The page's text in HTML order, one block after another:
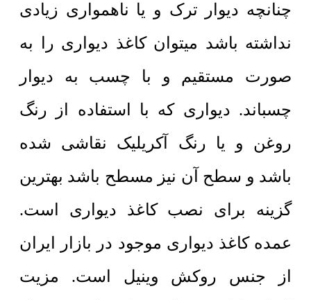
چنانچه دیوار ترک و یا ناهمواری زیادی
نداشته باشد میتوان کاغذ دیواری را به
صورت مستقیم و با چسب به دیوار
چسباند. دیواری که با استفاده از رنگ
روغن و یا رنگ آکریلیک نقاشی شده
باشد و سطح آن نیز مسطح باشد بهترین
گزینه برای نصب کاغذ دیواری است.
عمده کاغذ دیواری موجود در بازار ایران
از جنس روکش وینیل است. مزیت